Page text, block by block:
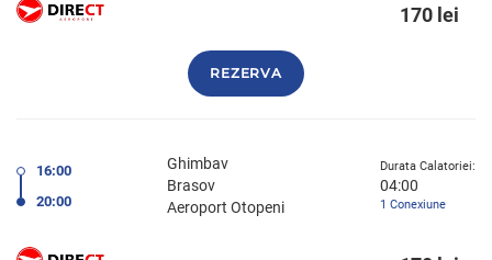
170 lei
REZERVA
16:00
20:00
Ghimbav
Brasov
Aeroport Otopeni
Durata Calatoriei:
04:00
1 Conexiune